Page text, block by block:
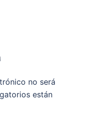
no será
están